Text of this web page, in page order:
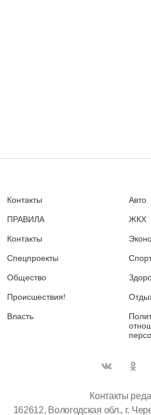
Контакты
ПРАВИЛА
Контакты
Спецпроекты
Общество
Происшествия!
Власть
Авто
ЖКХ
Контакты
162612, Вологодская обл., г.